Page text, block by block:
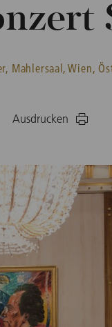
Mahlersaal, Wien,
Ausdrucken